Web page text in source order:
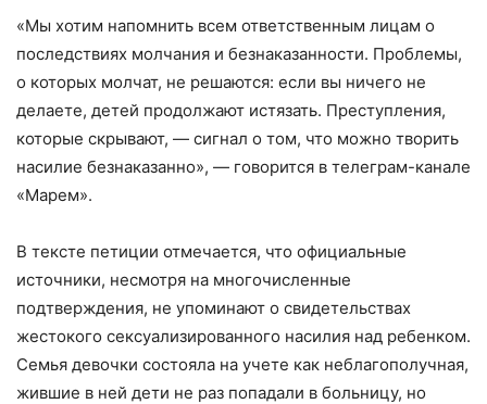
«Мы хотим напомнить всем ответственным лицам о
последствиях молчания и безнаказанности. Проблемы,
о которых молчат, не решаются: если вы ничего не
делаете, детей продолжают истязать. Преступления,
которые скрывают, — сигнал о том, что можно творить
насилие безнаказанно», — говорится в телеграм-канале
«Марем».
В тексте петиции отмечается, что официальные
источники, несмотря на многочисленные
подтверждения, не упоминают о свидетельствах
жестокого сексуализированного насилия над ребенком.
Семья девочки состояла на учете как неблагополучная,
жившие в ней дети не раз попадали в больницу, но